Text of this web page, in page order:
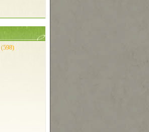
(598)